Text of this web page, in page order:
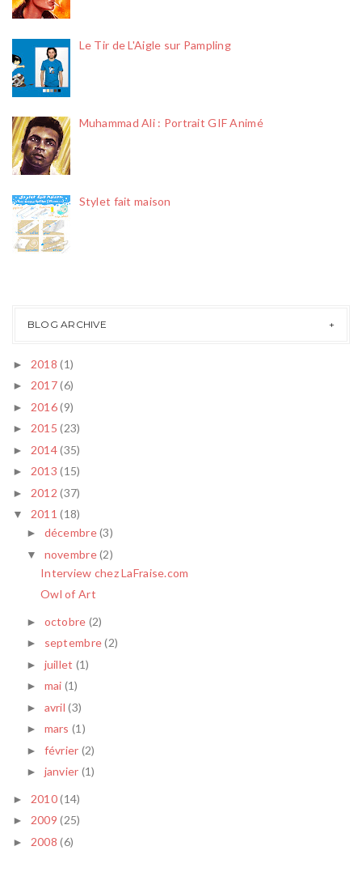
Le Tir de L'Aigle sur Pampling
Muhammad Ali : Portrait GIF Animé
Stylet fait maison
BLOG ARCHIVE
► 2018 (1)
► 2017(6)
► 2016(9)
► 2015 (23)
► 2014(35)
► 2013 (15)
► 2012 (37)
▼ 2011 (18)
► décembre(3)
▼ novembre(2)
Interview chez LaFraise.com
Owl of Art
► octobre (2)
► septembre (2)
► juillet (1)
► mai (1)
► avril (3)
► mars (1)
► février (2)
► janvier (1)
► 2010(14)
► 2009 (25)
► 2008 (6)